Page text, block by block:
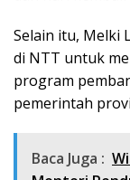
Selain itu, Melki
di NTT untuk
program
pemerintah
Baca Juga :